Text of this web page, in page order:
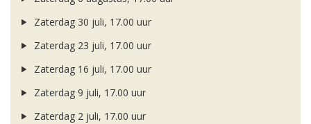
Zaterdag 30 juli, 17.00 uur
Zaterdag 23 juli, 17.00 uur
Zaterdag 16 juli, 17.00 uur
Zaterdag 9 juli, 17.00 uur
Zaterdag 2 juli, 17.00 uur